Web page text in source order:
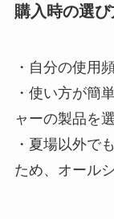
購入時の選び
・自分の使用
・使い方が簡
ャーの製品を
・夏場以外で
ため、オール